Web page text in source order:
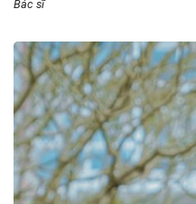
Bác sĩ